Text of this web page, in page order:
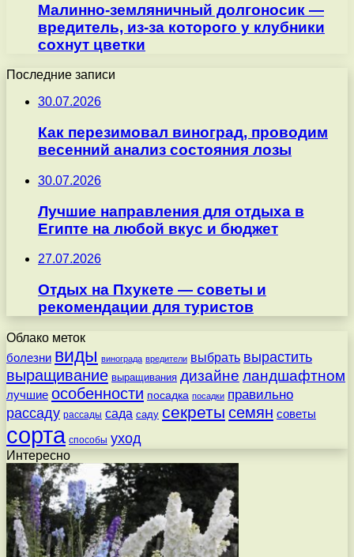
Малинно-земляничный долгоносик —
вредитель, из-за которого у клубники
сохнут цветки
Последние записи
30.07.2026
Как перезимовал виноград, проводим
весенний анализ состояния лозы
30.07.2026
Лучшие направления для отдыха в
Египте на любой вкус и бюджет
27.07.2026
Отдых на Пхукете — советы и
рекомендации для туристов
Облако меток
болезни виды винограда вредители выбрать вырастить
выращивание выращивания дизайне ландшафтном
лучшие особенности посадка посадки правильно
рассаду рассады сада саду секреты семян советы
сорта способы уход
Интересно